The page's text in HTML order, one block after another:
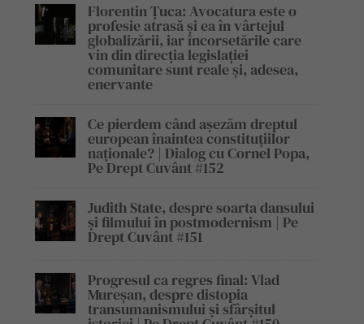
Florentin Țuca: Avocatura este o
profesie atrasă și ea în vârtejul
globalizării, iar încorsetările care
vin din direcția legislației
comunitare sunt reale și, adesea,
enervante
Ce pierdem când așezăm dreptul
european înaintea constituțiilor
naționale? | Dialog cu Cornel Popa,
Pe Drept Cuvânt #152
Judith State, despre soarta dansului
și filmului în postmodernism | Pe
Drept Cuvânt #151
Progresul ca regres final: Vlad
Mureșan, despre distopia
transumanismului și sfârșitul